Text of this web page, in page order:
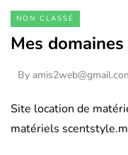
NON CLASSÉ
Mes domaines
By
Site location de
matériels